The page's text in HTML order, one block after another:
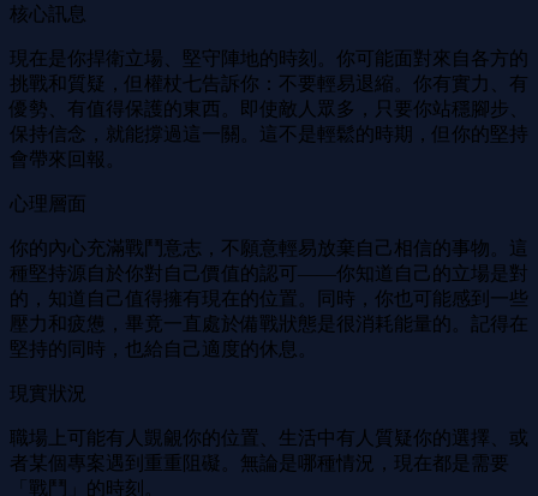
核心訊息
現在是你捍衛立場、堅守陣地的時刻。你可能面對來自各方的
挑戰和質疑，但權杖七告訴你：不要輕易退縮。你有實力、有
優勢、有值得保護的東西。即使敵人眾多，只要你站穩腳步、
保持信念，就能撐過這一關。這不是輕鬆的時期，但你的堅持
會帶來回報。
心理層面
你的內心充滿戰鬥意志，不願意輕易放棄自己相信的事物。這
種堅持源自於你對自己價值的認可——你知道自己的立場是對
的，知道自己值得擁有現在的位置。同時，你也可能感到一些
壓力和疲憊，畢竟一直處於備戰狀態是很消耗能量的。記得在
堅持的同時，也給自己適度的休息。
現實狀況
職場上可能有人覬覦你的位置、生活中有人質疑你的選擇、或
者某個專案遇到重重阻礙。無論是哪種情況，現在都是需要
「戰鬥」的時刻。